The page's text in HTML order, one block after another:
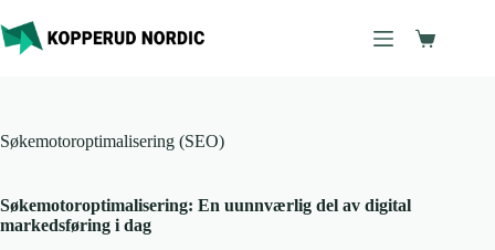
til
innholdet
Søkemotoroptimalisering (SEO)
Søkemotoroptimalisering: En uunnværlig del av digital
markedsføring i dag